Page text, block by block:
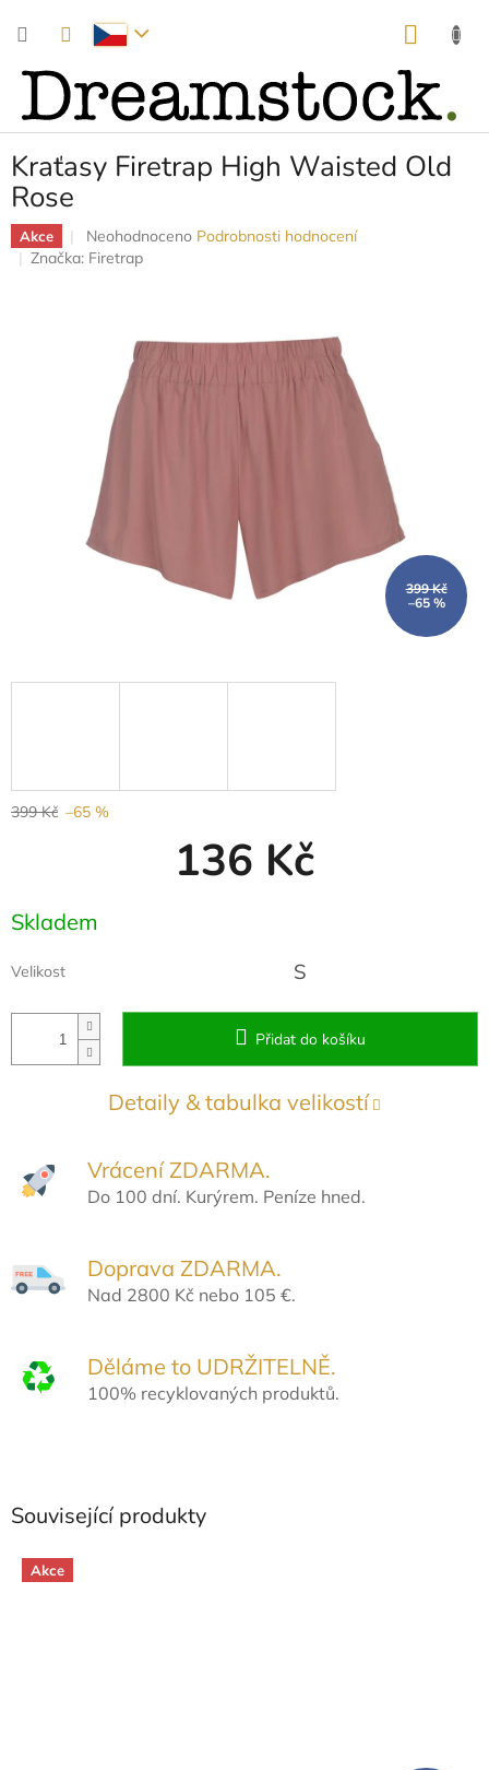
Kraťasy Firetrap High Waisted Old
Rose
Akce
Průměrné
hodnocení
hvězdiček.
Neohodnoceno Podrobnosti hodnocení
Značka: Firetrap
399 Kč
–65 %
399 Kč –65 %
136 Kč
Měrná
cena:
Skladem
Velikost S
Přidat do košíku
Detaily & tabulka velikostí
Vrácení ZDARMA.
Do 100 dní. Kurýrem. Peníze hned.
Doprava ZDARMA.
Nad 2800 Kč nebo 105 €.
Děláme to UDRŽITELNĚ.
100% recyklovaných produktů.
Související produkty
Akce